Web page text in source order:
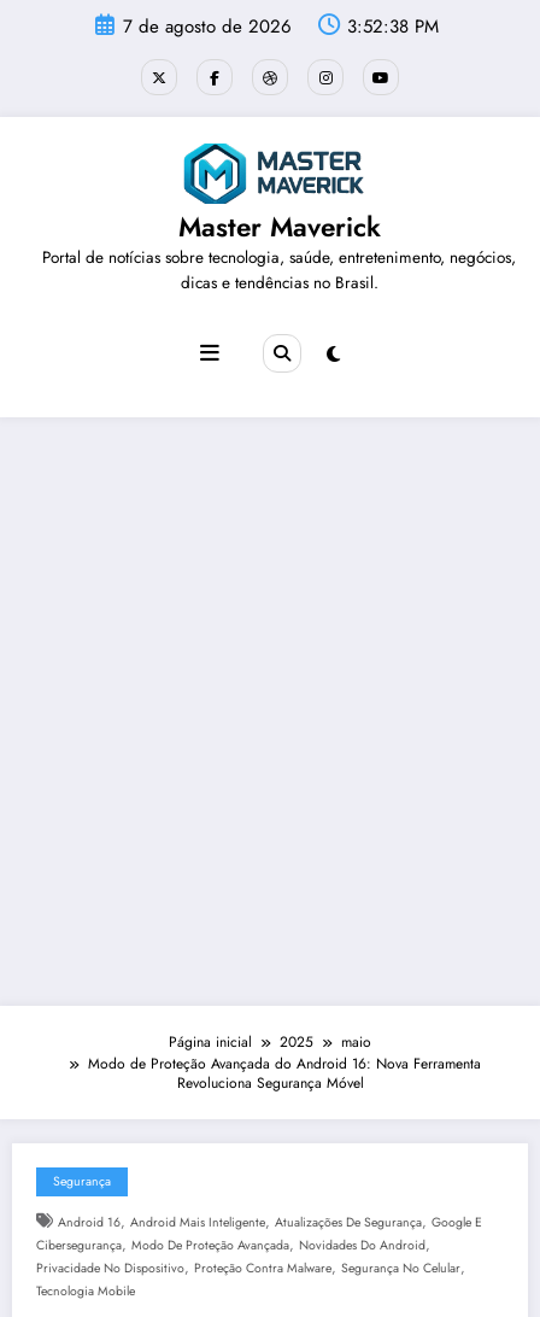
7 de agosto de 2026 3:52:39 PM
Master Maverick
Portal de notícias sobre tecnologia, saúde, entretenimento, negócios,
dicas e tendências no Brasil.
Página inicial 2025
maio
Modo de Proteção Avançada do Android 16: Nova Ferramenta
Revoluciona Segurança Móvel
Segurança
Android 16, Android Mais Inteligente, Atualizações De Segurança, Google E
Cibersegurança, Modo De Proteção Avançada, Novidades Do Android,
Privacidade No Dispositivo, Proteção Contra Malware, Segurança No Celular,
Tecnologia Mobile